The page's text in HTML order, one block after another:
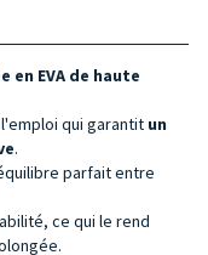
EVA de haute
qui garantit un
.
parfait entre
ce qui le rend